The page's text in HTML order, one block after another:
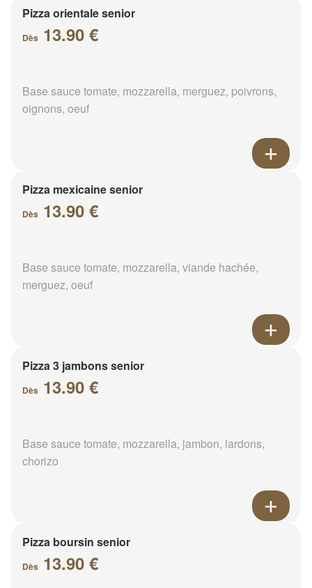
Pizza orientale senior
Dès 13.90 €
Base sauce tomate, mozzarella, merguez, poivrons,
oignons, oeuf
Pizza mexicaine senior
Dès 13.90 €
Base sauce tomate, mozzarella, viande hachée,
merguez, oeuf
Pizza 3 jambons senior
Dès 13.90 €
Base sauce tomate, mozzarella, jambon, lardons,
chorizo
Pizza boursin senior
Dès 13.90 €